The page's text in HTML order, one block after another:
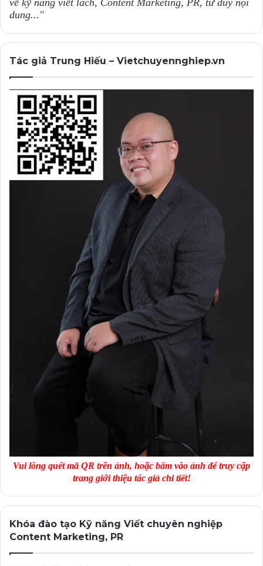
về kỹ năng viết lách, Content Marketing, PR, tư duy nội
dung..."
Tác giả Trung Hiếu – Vietchuyennghiep.vn
Vui lòng quét mã QR trên ảnh, hoặc bấm vào ảnh để truy cập
trang giới thiệu tác giả chi tiết!
Khóa đào tạo Kỹ năng Viết chuyên nghiệp
Content Marketing, PR